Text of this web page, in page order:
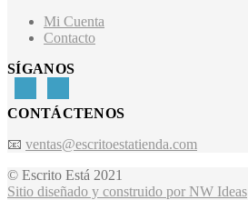
Mi Cuenta
Contacto
SÍGANOS
CONTÁCTENOS
📧 ventas@escritoestatienda.com
© Escrito Está 2021
Sitio diseñado y construido por NW Ideas